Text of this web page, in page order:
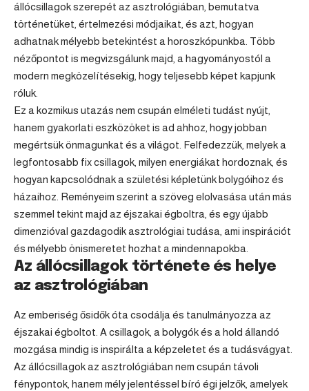
állócsillagok szerepét az asztrológiában, bemutatva
történetüket, értelmezési módjaikat, és azt, hogyan
adhatnak mélyebb betekintést a horoszkópunkba. Több
nézőpontot is megvizsgálunk majd, a hagyományostól a
modern megközelítésekig, hogy teljesebb képet kapjunk
róluk.
Ez a kozmikus utazás nem csupán elméleti tudást nyújt,
hanem gyakorlati eszközöket is ad ahhoz, hogy jobban
megértsük önmagunkat és a világot. Felfedezzük, melyek a
legfontosabb fix csillagok, milyen energiákat hordoznak, és
hogyan kapcsolódnak a születési képletünk bolygóihoz és
házaihoz. Reményeim szerint a szöveg elolvasása után más
szemmel tekint majd az éjszakai égboltra, és egy újabb
dimenzióval gazdagodik asztrológiai tudása, ami inspirációt
és mélyebb önismeretet hozhat a mindennapokba.
Az állócsillagok története és helye
az asztrológiában
Az emberiség ősidők óta csodálja és tanulmányozza az
éjszakai égboltot. A csillagok, a bolygók és a hold állandó
mozgása mindig is inspirálta a képzeletet és a tudásvágyat.
Az állócsillagok az asztrológiában nem csupán távoli
fénypontok, hanem mély jelentéssel bíró égi jelzők, amelyek